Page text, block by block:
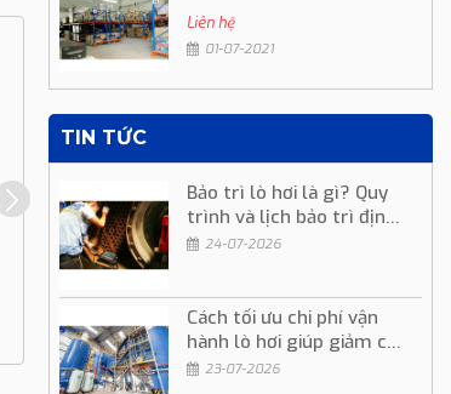
Liên hệ
Liên hệ
01-07-2021
TIN TỨC
Bảo trì lò hơi là gì? Quy
trình và lịch bảo trì định
kỳ24-07-2026
Cách tối ưu chi phí vận
hành lò hơi giúp giảm chi
phí sản xuất
23-07-2026